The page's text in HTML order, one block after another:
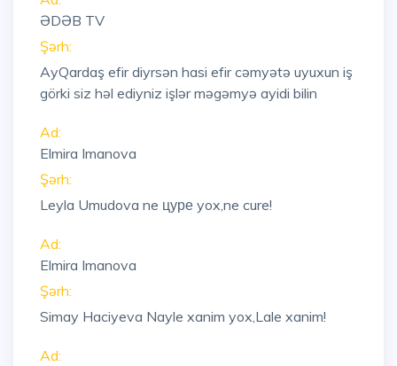
ƏDƏB TV
Şərh:
AyQardaş efir diyrsən hasi efir cəmyətə uyuxun iş
görki siz həl ediyniz işlər məgəmyə ayidi bilin
Ad:
Elmira Imanova
Şərh:
Leyla Umudova ne цуре yox,ne cure!
Ad:
Elmira Imanova
Şərh:
Simay Haciyeva Nayle xanim yox,Lale xanim!
Ad: